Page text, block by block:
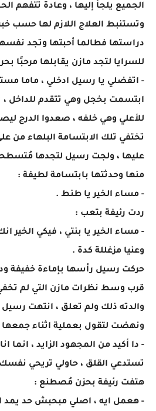
الجميع يلجأ إليها ، وعادةً تتفهم
وتستنبط العلاج اللازم لها حسب
دراستها فطالما أحبتها وتجد
للسرايا لتجد مازن يقابلها مرحبًا
- اتفضلي يا رسيل ادخلي ، ماما
ابتسمت بخجل وهي تتقدم للداخل
للأعلي وهي خلفه ، صعدوا الدرج
تختفي تلك الابتسامة البلهاء من
عليها ، ولجت رسيل لتجدها
منها وحدثتها بابتسامة لطيفة :
- مساء الخير يا طنط .
ردت رئيفة بتعب :
- مساء الخير يا بنتي ، فيكي الخير
وعنيا مزغللة كدة .
حركت رسيل رأسها بإماءة خفيفة
قرب وسط نظرات مازن التي لم
والدته ذلك ولم تعلق ، انتهت
ونهضت لتقول بعملية اثناء
- دا أكيد من المجهود الزايد ،
تستدعي القلق ، حاولي تريحي
هتفت رئيفة بحزن مُصطنع :
- هعمل ايه ، اصلي مبحبش حد يمد